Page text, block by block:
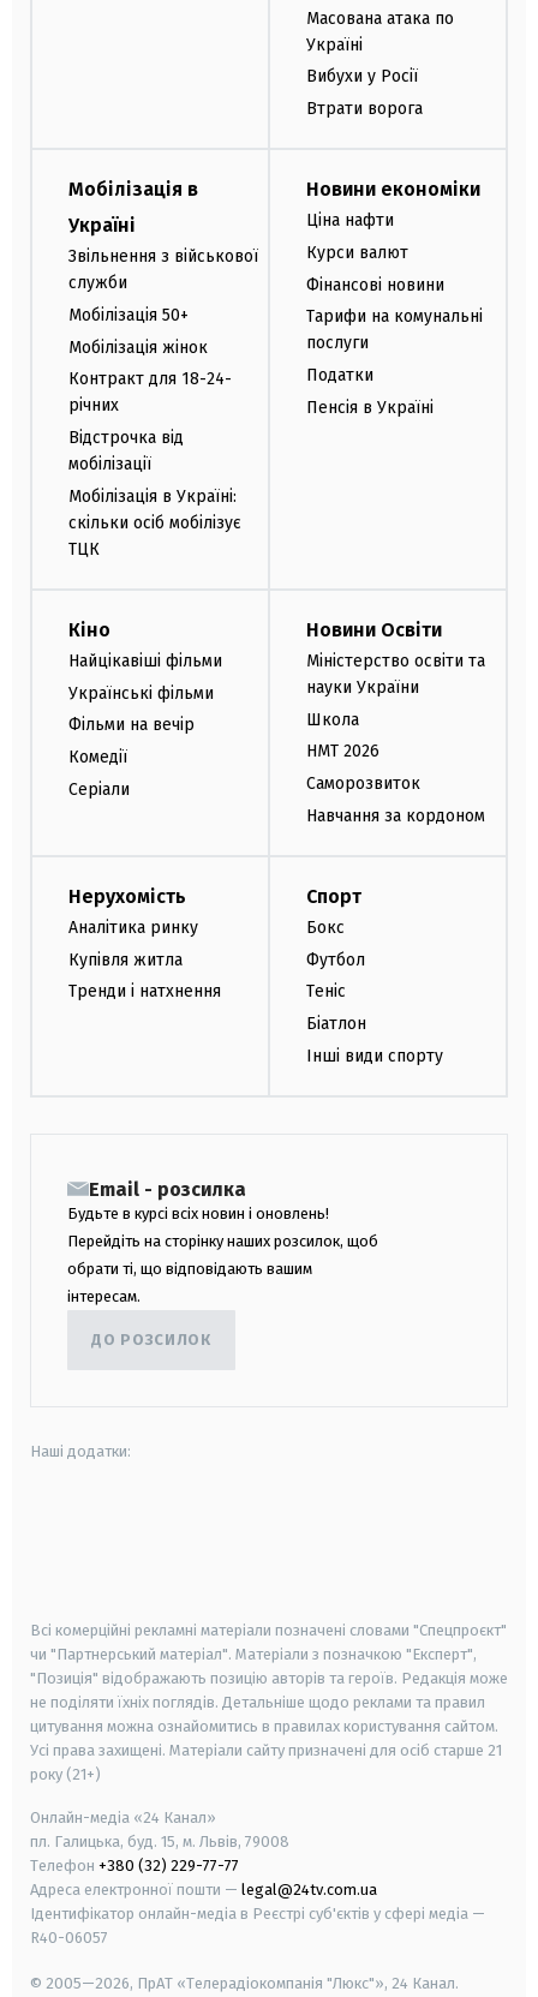
Масована атака по
Україні
Вибухи у Росії
Втрати ворога
Мобілізація в
Україні
Звільнення з військової
служби
Мобілізація 50+
Мобілізація жінок
Контракт для 18-24-
річних
Відстрочка від
мобілізації
Мобілізація в Україні:
скільки осіб мобілізує
ТЦК
Новини економіки
Ціна нафти
Курси валют
Фінансові новини
Тарифи на комунальні
послуги
Податки
Пенсія в Україні
Кіно
Найцікавіші фільми
Українські фільми
Фільми на вечір
Комедії
Серіали
Новини Освіти
Міністерство освіти та
науки України
Школа
НМТ 2026
Саморозвиток
Навчання за кордоном
Нерухомість
Аналітика ринку
Купівля житла
Тренди і натхнення
Спорт
Бокс
Футбол
Теніс
Біатлон
Інші види спорту
Email - розсилка
Будьте в курсі всіх новин і оновлень!
Перейдіть на сторінку наших розсилок, щоб
обрати ті, що відповідають вашим
інтересам.
ДО РОЗСИЛОК
Наші додатки:
Всі комерційні рекламні матеріали позначені словами "Спецпроєкт"
чи "Партнерський матеріал". Матеріали з позначкою "Експерт",
"Позиція" відображають позицію авторів та героїв. Редакція може
не поділяти їхніх поглядів. Детальніше щодо реклами та правил
цитування можна ознайомитись в правилах користування сайтом.
Усі права захищені. Матеріали сайту призначені для осіб старше 21
року (21+)
Онлайн-медіа «24 Канал»
пл. Галицька, буд. 15, м. Львів, 79008
Телефон +380 (32) 229-77-77
Адреса електронної пошти — legal@24tv.com.ua
Ідентифікатор онлайн-медіа в Реєстрі суб'єктів у сфері медіа —
R40-06057
© 2005—2026, ПрАТ «Телерадіокомпанія "Люкс"», 24 Канал.